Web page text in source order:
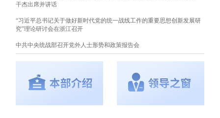
干杰出席并讲话
“习近平总书记关于做好新时代党的统一战线工作的重要思想创新发展研
究”理论研讨会在浙江召开
中共中央统战部召开党外人士形势和政策报告会